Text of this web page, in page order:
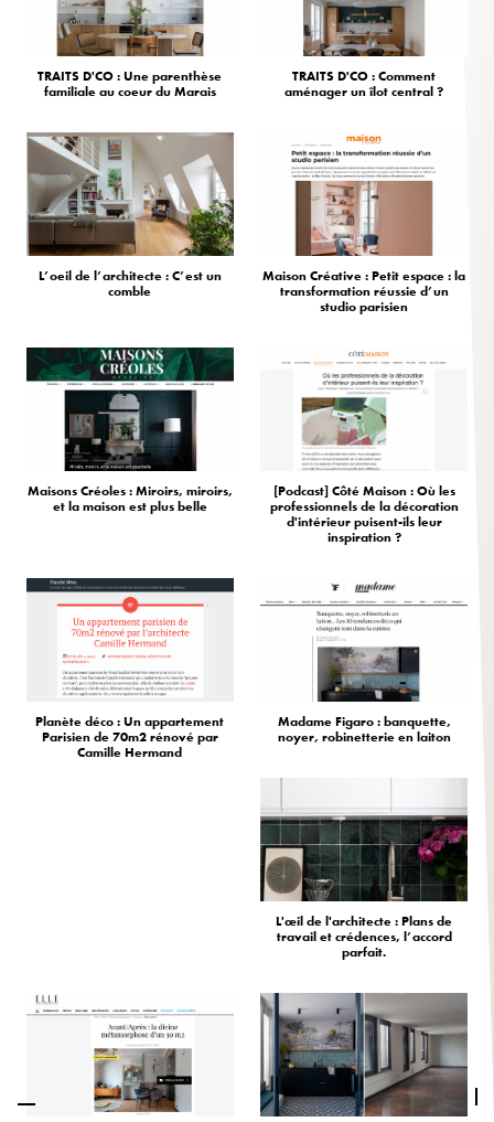
TRAITS D'CO : Une parenthèse
familiale au coeur du Marais
TRAITS D'CO : Comment
aménager un îlot central ?
L’oeil de l’architecte : C’est un
comble
Maison Créative : Petit espace : la
transformation réussie d’un
studio parisien
Maisons Créoles : Miroirs, miroirs,
et la maison est plus belle
[Podcast] Côté Maison : Où les
professionnels de la décoration
d'intérieur puisent-ils leur
inspiration ?
Planète déco : Un appartement
Parisien de 70m2 rénové par
Camille Hermand
Madame Figaro : banquette,
noyer, robinetterie en laiton
L'œil de l'architecte : Plans de
travail et crédences, l’accord
parfait.